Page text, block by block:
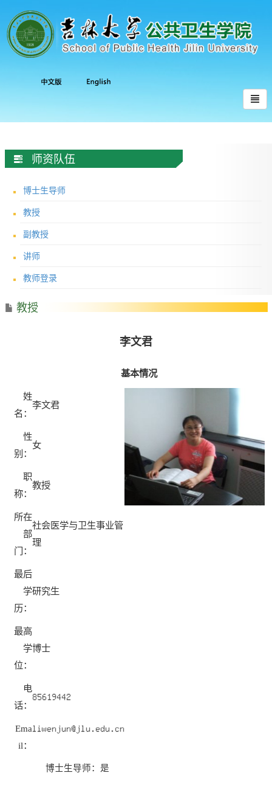
师资队伍
博士生导师
教授
副教授
讲师
教师登录
教授
李文君
基本情况
姓
名：
李文君
性
别：
女
职
称：
教授
所在
部
门：
社会医学与卫生事业管
理
最后
学
历：
研究生
最高
学
位：
博士
电
话：
Ema
il：
博士生导师：是